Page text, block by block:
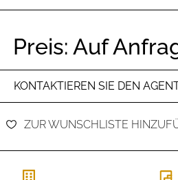
Preis: Auf
KONTAKTIEREN SIE DEN
ZUR WUNSCHLISTE